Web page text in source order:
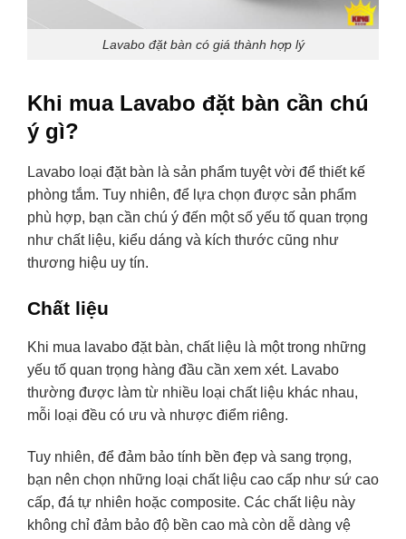
Lavabo đặt bàn có giá thành hợp lý
Khi mua Lavabo đặt bàn cần chú
ý gì?
Lavabo loại đặt bàn là sản phẩm tuyệt vời để thiết kế
phòng tắm. Tuy nhiên, để lựa chọn được sản phẩm
phù hợp, bạn cần chú ý đến một số yếu tố quan trọng
như chất liệu, kiểu dáng và kích thước cũng như
thương hiệu uy tín.
Chất liệu
Khi mua lavabo đặt bàn, chất liệu là một trong những
yếu tố quan trọng hàng đầu cần xem xét. Lavabo
thường được làm từ nhiều loại chất liệu khác nhau,
mỗi loại đều có ưu và nhược điểm riêng.
Tuy nhiên, để đảm bảo tính bền đẹp và sang trọng,
bạn nên chọn những loại chất liệu cao cấp như sứ cao
cấp, đá tự nhiên hoặc composite. Các chất liệu này
không chỉ đảm bảo độ bền cao mà còn dễ dàng vệ